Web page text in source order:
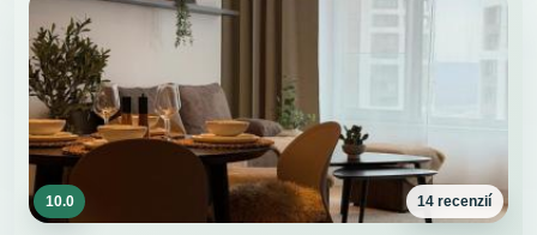
10.0 14 recenzií